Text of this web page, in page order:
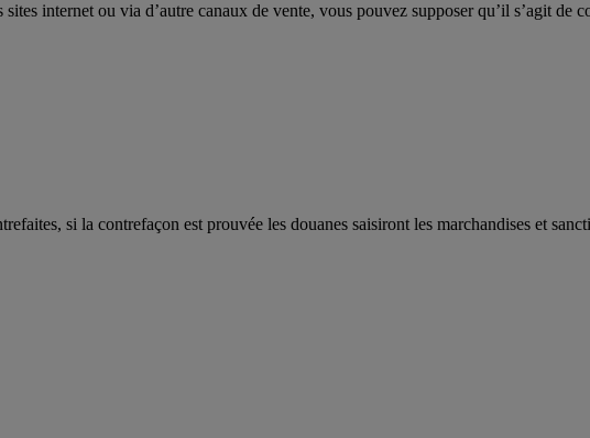
internet ou via d’autre canaux de vente, vous pouvez supposer qu’il s’agit de
si la contrefaçon est prouvée les douanes saisiront les marchandises et